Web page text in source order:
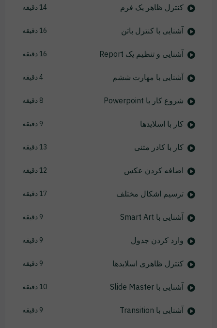
کنترل ظاهر یک فرم 14 دقیقه
آشنایی با کنترل باتن 16 دقیقه
آشنایی و تنظیم یک Report 16 دقیقه
آشنایی با مهارت ششم 4 دقیقه
شروع کار با Powerpoint 8 دقیقه
کار با اسلایدها 9 دقیقه
کار با کادر متنی 13 دقیقه
اضافه کردن عکس 12 دقیقه
ترسیم اشکال مختلف 17 دقیقه
آشنایی با Smart Art 9 دقیقه
وارد کردن جدول 9 دقیقه
کنترل ظاهری اسلایدها 9 دقیقه
آشنایی با Slide Master 10 دقیقه
آشنایی با Transition 9 دقیقه